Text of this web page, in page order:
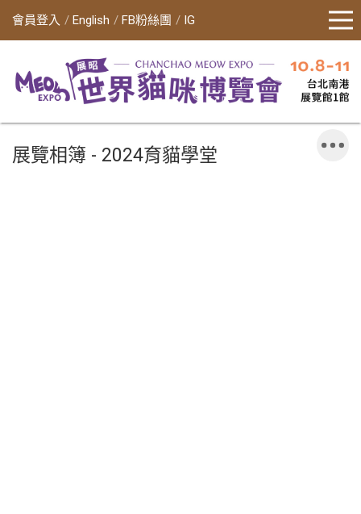
會員登入 English FB粉絲團 IG
展覽相簿 - 2024育貓學堂